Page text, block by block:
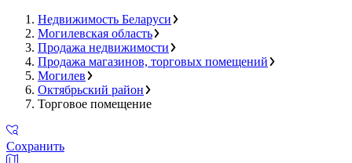
Недвижимость Беларуси
Могилевская область
Продажа недвижимости
Продажа магазинов, торговых помещений
Могилев
Октябрьский район
Торговое помещение
Сохранить